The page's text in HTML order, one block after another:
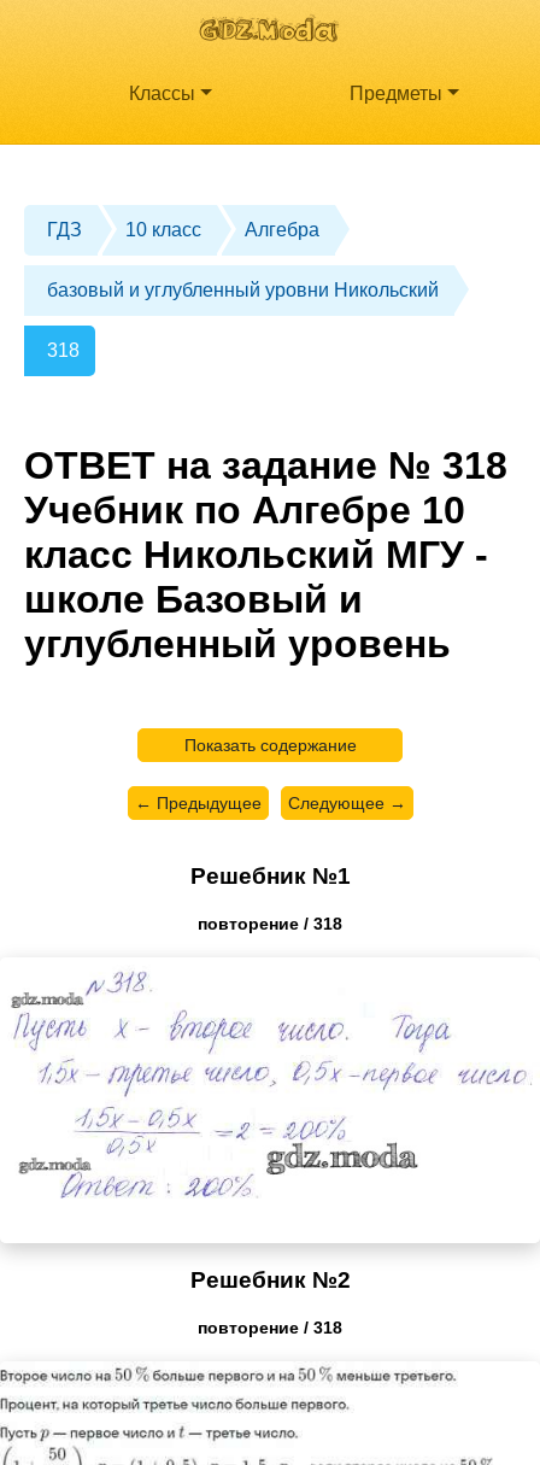
Классы Предметы
ГДЗ 10 класс Алгебра
базовый и углубленный уровни Никольский
318
ОТВЕТ на задание № 318
Учебник по Алгебре 10
класс Никольский МГУ -
школе Базовый и
углубленный уровень
Показать содержание
← Предыдущее Следующее →
Решебник №1
повторение / 318
Решебник №2
повторение / 318